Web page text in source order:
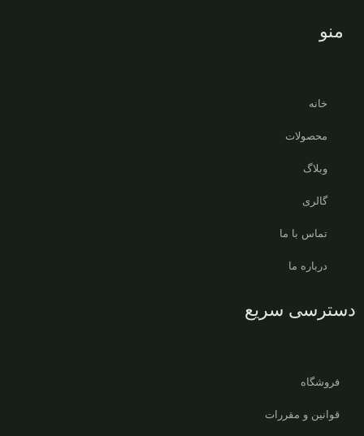
منو
خانه
محصولات
وبلاگ
گالری
تماس با ما
درباره ما
دسترسی سریع
فروشگاه
قوانین و مقررات